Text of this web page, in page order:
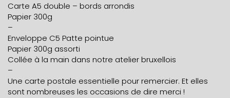
Carte A5 double – bords arrondis
Papier 300g
–
Enveloppe C5 Patte pointue
Papier 300g assorti
Collée à la main dans notre atelier bruxellois
–
Une carte postale essentielle pour remercier. Et elles
sont nombreuses les occasions de dire merci !